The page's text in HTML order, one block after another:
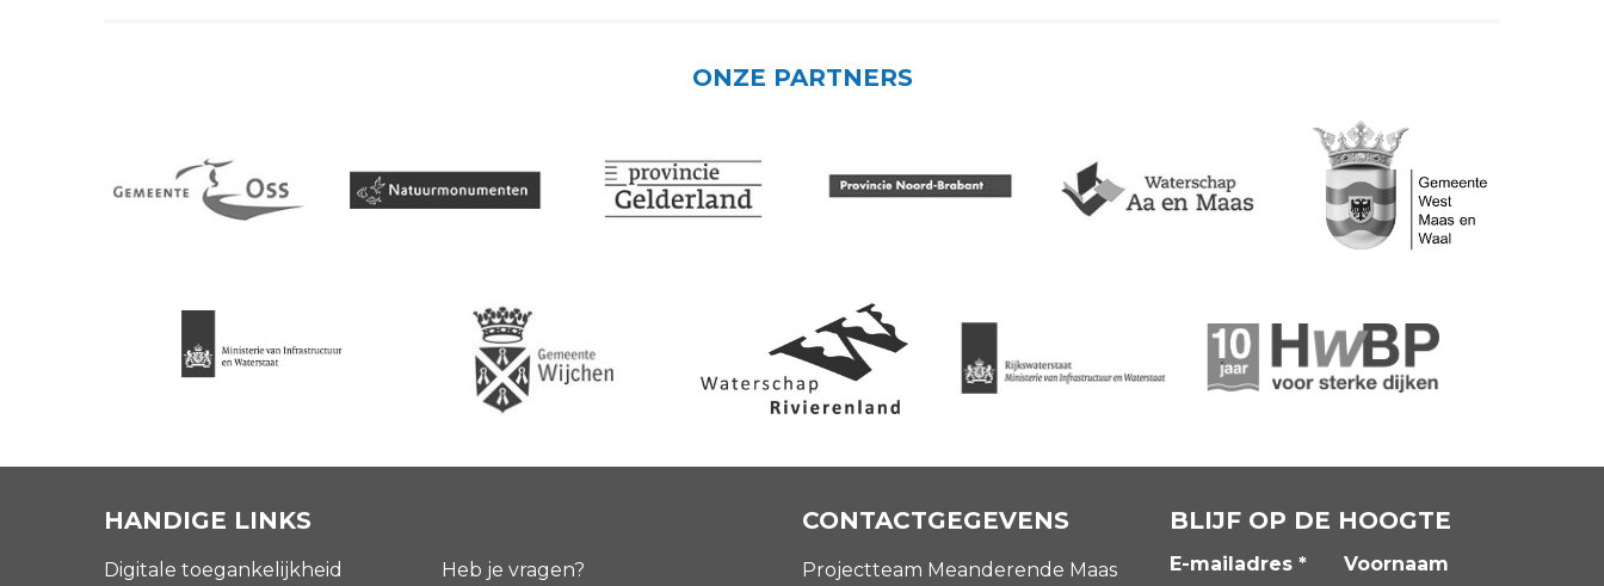
ONZE PARTNERS
HANDIGE LINKS
Digitale toegankelijkheid Heb je vragen?
CONTACTGEGEVENS
Projectteam Meanderende Maas
BLIJF OP DE HOOGTE
E-mailadres * Voornaam